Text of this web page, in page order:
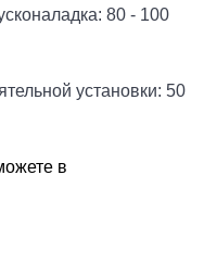
80 - 100
установки: 50
в